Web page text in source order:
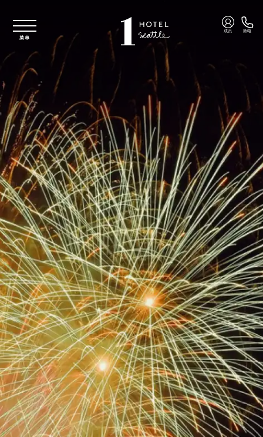
菜单
成员 致电